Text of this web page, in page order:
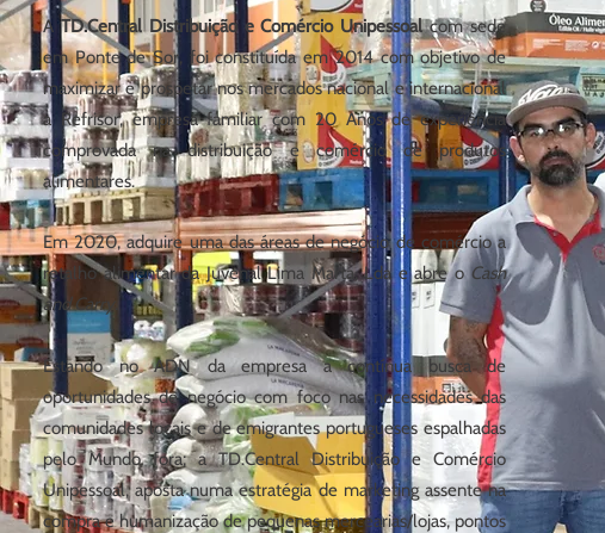
A TD.Central Distribuição e Comércio Unipessoalcom sede
em Ponte de Sor, foi constituída em 2014 com objetivo de
maximizar e prospetar nos mercados nacional e internacional
a Refrisor, empresa familiar com 20 Anos de experiência
comprovada na distribuição e comércio de produtos
alimentares.
Em 2020, adquire uma das áreas de negócio de comércio a
retalho alimentar da Juvenal Lima Marta, Lda e abre o Cash
and Carry.
Estando no ADN da empresa a contínua busca de
oportunidades de negócio com foco nas necessidades das
comunidades locais e de emigrantes portugueses espalhadas
pelo Mundo fora; a TD.Central Distribuição e Comércio
Unipessoal, aposta numa estratégia de marketing assente na
compra e humanização de pequenas mercearias/lojas, pontos